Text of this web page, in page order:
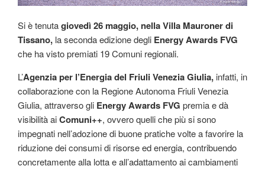
Si è tenutagiovedì 26 maggio, nella Villa Mauroner di
Tissano, la seconda edizione degli Energy Awards FVG
che ha visto premiati 19 Comuni regionali.
L’Agenzia per l’Energia del Friuli Venezia Giulia, infatti, in
collaborazione con la Regione Autonoma Friuli Venezia
Giulia, attraverso gli Energy Awards FVG premia e dà
visibilità aiComuni++, ovvero quelli che più si sono
impegnati nell’adozione di buone pratiche volte a favorire la
riduzione dei consumi di risorse ed energia, contribuendo
concretamente alla lotta e all’adattamento ai cambiamenti